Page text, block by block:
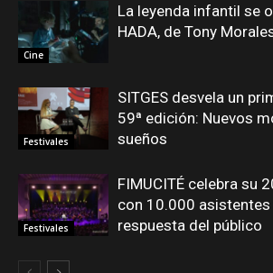
Cine
La leyenda infantil se
HADA, de Tony
Festivales
SITGES desvela un
59ª edición: Nuevos
sueños
Festivales
FIMUCITÉ celebra su
con 10.000 asistentes
respuesta del público